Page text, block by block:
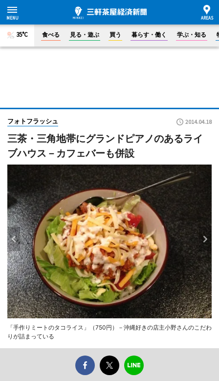
35°C 食べる 見る・遊ぶ 買う 暮らす・働く 学ぶ・知る
フォトフラッシュ 2014.04.18
三茶・三角地帯にグランドピアノのあるライ
ブハウス－カフェバーも併設
「手作りミートのタコライス」（750円）－沖縄好きの店主小野さんのこだわ
りが詰まっている